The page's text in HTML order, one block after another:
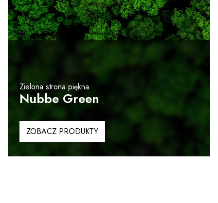
Zielona strona piękna
Nubbe Green
ZOBACZ PRODUKTY